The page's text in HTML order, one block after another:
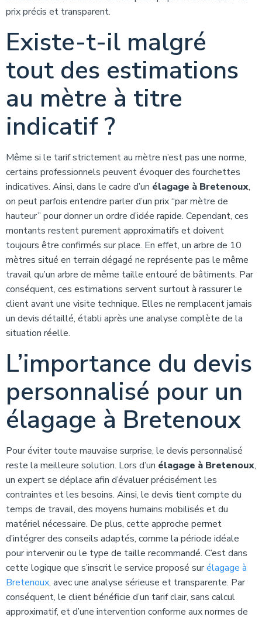
prix précis et transparent.
Existe-t-il malgré
tout des estimations
au mètre à titre
indicatif ?
Même si le tarif strictement au mètre n’est pas une norme,
certains professionnels peuvent évoquer des fourchettes
indicatives. Ainsi, dans le cadre d’un élagage à Bretenoux,
on peut parfois entendre parler d’un prix “par mètre de
hauteur” pour donner un ordre d’idée rapide. Cependant, ces
montants restent purement approximatifs et doivent
toujours être confirmés sur place. En effet, un arbre de 10
mètres situé en terrain dégagé ne représente pas le même
travail qu’un arbre de même taille entouré de bâtiments. Par
conséquent, ces estimations servent surtout à rassurer le
client avant une visite technique. Elles ne remplacent jamais
un devis détaillé, établi après une analyse complète de la
situation réelle.
L’importance du devis
personnalisé pour un
élagage à Bretenoux
Pour éviter toute mauvaise surprise, le devis personnalisé
reste la meilleure solution. Lors d’un élagage à Bretenoux,
un expert se déplace afin d’évaluer précisément les
contraintes et les besoins. Ainsi, le devis tient compte du
temps de travail, des moyens humains mobilisés et du
matériel nécessaire. De plus, cette approche permet
d’intégrer des conseils adaptés, comme la période idéale
pour intervenir ou le type de taille recommandé. C’est dans
cette logique que s’inscrit le service proposé surélagage à
Bretenoux, avec une analyse sérieuse et transparente. Par
conséquent, le client bénéficie d’un tarif clair, sans calcul
approximatif, et d’une intervention conforme aux normes de